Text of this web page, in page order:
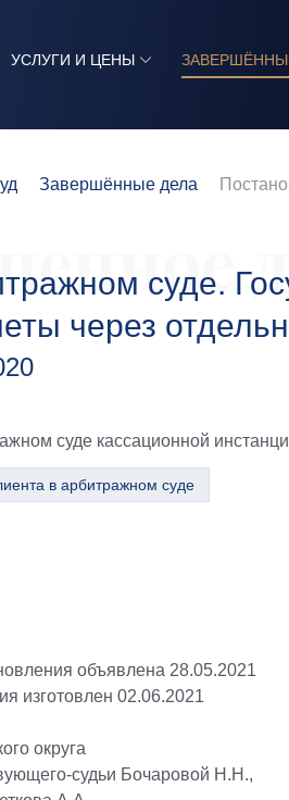
УСЛУГИ И ЦЕНЫ
Завершённые дела
суде.
через
суде кассационной
в арбитражном суде
объявлена 28.05.2021
изготовлен 02.06.2021
округа
судьи Бочаровой Н.Н.,